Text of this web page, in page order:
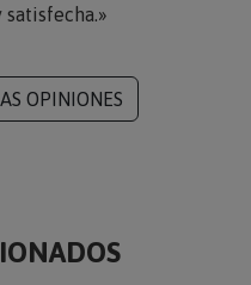
satisfecha.»
OPINIONES